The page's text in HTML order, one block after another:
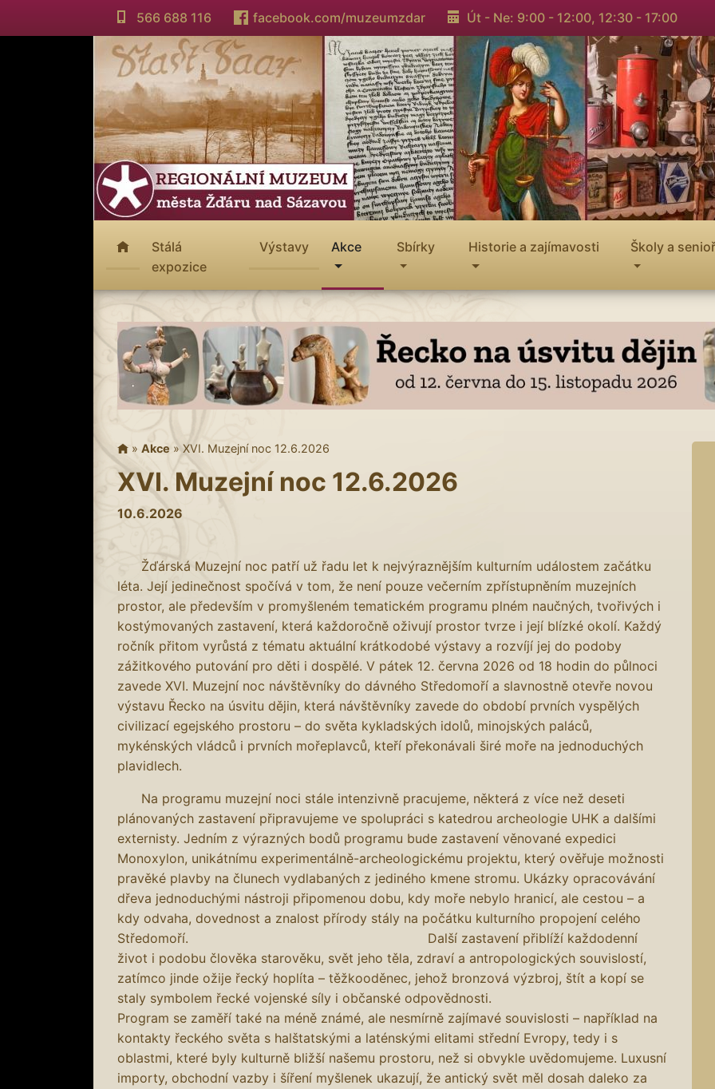
566 688 116 facebook.com/muzeumzdar Út - Ne: 9:00 - 12:00, 12:30 - 17:00
Stálá
expozice
Výstavy Akce Sbírky Historie a zajímavosti Školy a
» Akce » XVI. Muzejní noc 12.6.2026
XVI. Muzejní noc 12.6.2026
10.6.2026
Žďárská Muzejní noc patří už řadu let k nejvýraznějším kulturním událostem začátku
léta. Její jedinečnost spočívá v tom, že není pouze večerním zpřístupněním muzejních
prostor, ale především v promyšleném tematickém programu plném naučných, tvořivých i
kostýmovaných zastavení, která každoročně oživují prostor tvrze i její blízké okolí. Každý
ročník přitom vyrůstá z tématu aktuální krátkodobé výstavy a rozvíjí jej do podoby
zážitkového putování pro děti i dospělé. V pátek 12. června 2026 od 18 hodin do půlnoci
zavede XVI. Muzejní noc návštěvníky do dávného Středomoří a slavnostně otevře novou
výstavu Řecko na úsvitu dějin, která návštěvníky zavede do období prvních vyspělých
civilizací egejského prostoru – do světa kykladských idolů, minojských paláců,
mykénských vládců i prvních mořeplavců, kteří překonávali širé moře na jednoduchých
plavidlech.
Na programu muzejní noci stále intenzivně pracujeme, některá z více než deseti
plánovaných zastavení připravujeme ve spolupráci s katedrou archeologie UHK a dalšími
externisty. Jedním z výrazných bodů programu bude zastavení věnované expedici
Monoxylon, unikátnímu experimentálně-archeologickému projektu, který ověřuje možnosti
pravěké plavby na člunech vydlabaných z jediného kmene stromu. Ukázky opracovávání
dřeva jednoduchými nástroji připomenou dobu, kdy moře nebylo hranicí, ale cestou – a
kdy odvaha, dovednost a znalost přírody stály na počátku kulturního propojení celého
Středomoří. Další zastavení přiblíží každodenní
život i podobu člověka starověku, svět jeho těla, zdraví a antropologických souvislostí,
zatímco jinde ožije řecký hoplíta – těžkooděnec, jehož bronzová výzbroj, štít a kopí se
staly symbolem řecké vojenské síly i občanské odpovědnosti.
Program se zaměří také na méně známé, ale nesmírně zajímavé souvislosti – například na
kontakty řeckého světa s halštatskými a laténskými elitami střední Evropy, tedy i s
oblastmi, které byly kulturně bližší našemu prostoru, než si obvykle uvědomujeme. Luxusní
importy, obchodní vazby i šíření myšlenek ukazují, že antický svět měl dosah daleko za